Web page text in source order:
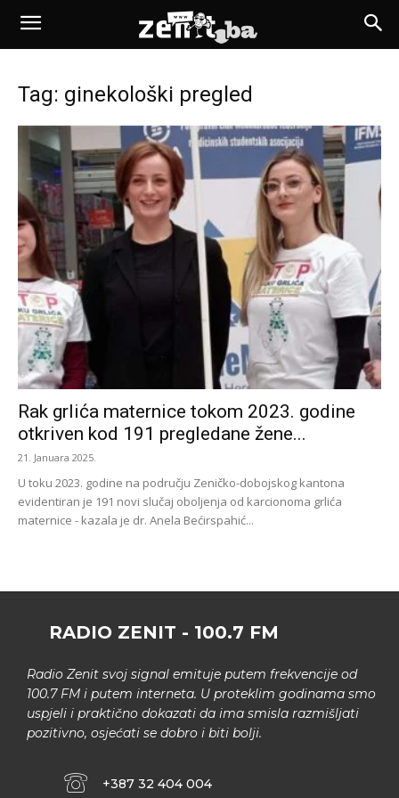
Tag: ginekološki pregled
Rak grlića maternice tokom 2023. godine
otkriven kod 191 pregledane žene...
21. Januara 2025.
U toku 2023. godine na području Zeničko-dobojskog kantona
evidentiran je 191 novi slučaj oboljenja od karcionoma grlića
maternice - kazala je dr. Anela Bećirspahić...
RADIO ZENIT - 100.7 FM
Radio Zenit svoj signal emituje putem frekvencije od
100.7 FM i putem interneta. U proteklim godinama smo
uspjeli i praktično dokazati da ima smisla razmišljati
pozitivno, osjećati se dobro i biti bolji.
+387 32 404 004